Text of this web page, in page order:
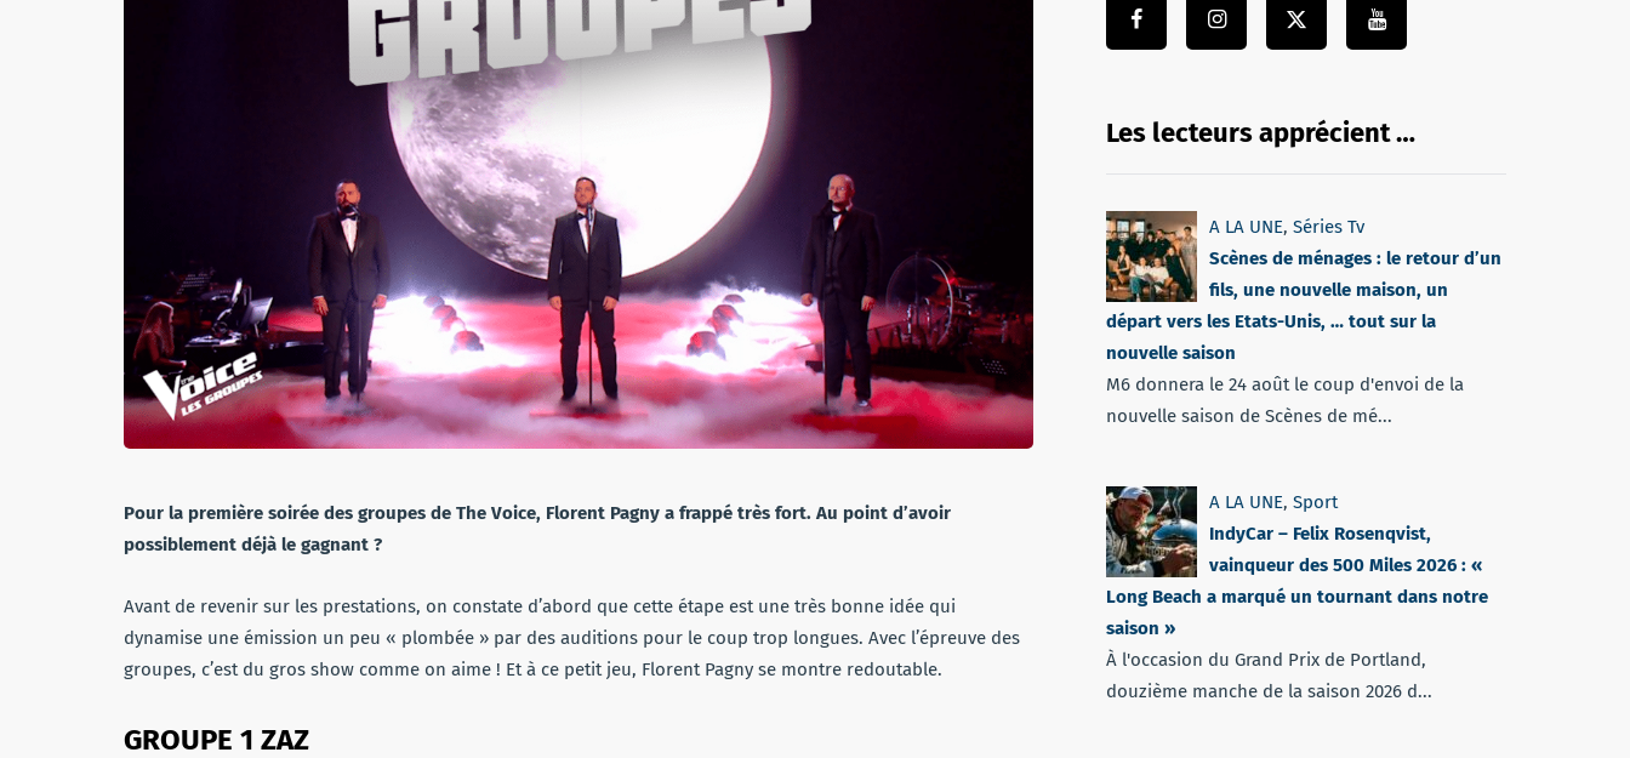
Pour la première soirée des groupes de The Voice, Florent Pagny a frappé très fort. Au point d’avoir
possiblement déjà le gagnant ?
Avant de revenir sur les prestations, on constate d’abord que cette étape est une très bonne idée qui
dynamise une émission un peu « plombée » par des auditions pour le coup trop longues. Avec l’épreuve des
groupes, c’est du gros show comme on aime ! Et à ce petit jeu, Florent Pagny se montre redoutable.
GROUPE 1 ZAZ
Les lecteurs apprécient …
A LA UNE, Séries Tv
Scènes de ménages : le retour d’un
fils, une nouvelle maison, un
départ vers les Etats-Unis, … tout sur la
nouvelle saison
M6 donnera le 24 août le coup d'envoi de la
nouvelle saison de Scènes de mé...
A LA UNE, Sport
IndyCar – Felix Rosenqvist,
vainqueur des 500 Miles 2026 : «
Long Beach a marqué un tournant dans notre
saison »
À l'occasion du Grand Prix de Portland,
douzième manche de la saison 2026 d...